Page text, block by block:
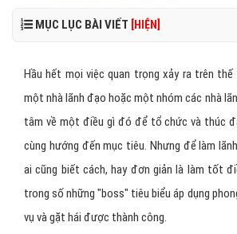
MỤC LỤC BÀI VIẾT [HIỆN]
Hầu hết mọi việc quan trọng xảy ra trên
một nhà lãnh đạo hoặc một nhóm các nhà
tâm về một điều gì đó để tổ chức và thúc
cùng hướng đến mục tiêu. Nhưng để làm
ai cũng biết cách, hay đơn giản là làm tốt
trong số những "boss" tiêu biểu áp dụng
vụ và gặt hái được thành công.